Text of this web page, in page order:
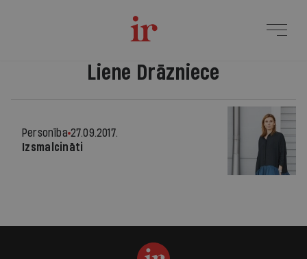
Liene Drāzniece
Personība 27.09.2017.
Izsmalcināti